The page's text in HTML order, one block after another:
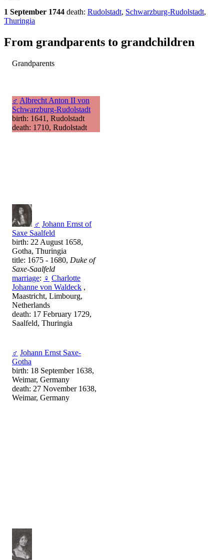
1 September 1744 death: Rudolstadt, Schwarzburg-Rudolstadt,
Thuringia
From grandparents to grandchildren
Grandparents
♂ Albrecht Anton II von
Schwarzburg-Rudolstadt
birth: 1641, Rudolstadt
death: 1710, Rudolstadt
♂ Johann Ernst of
Saxe Saalfeld
birth: 22 August 1658,
Gotha, Thuringia
title: 1675 - 1680, Duke of
Saxe-Saalfeld
marriage: ♀ Charlotte
Johanne von Waldeck ,
Maastricht, Limbourg,
Netherlands
death: 17 February 1729,
Saalfeld, Thuringia
♂ Johann Ernst Saxe-
Gotha
birth: 18 September 1638,
Weimar, Germany
death: 27 November 1638,
Weimar, Germany